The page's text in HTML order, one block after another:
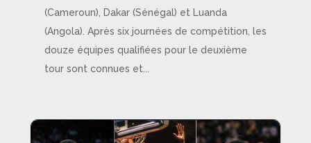
(Cameroun), Dakar (Sénégal) et Luanda
(Angola). Après six journées de compétition, les
douze équipes qualifiées pour le deuxième
tour sont connues et...